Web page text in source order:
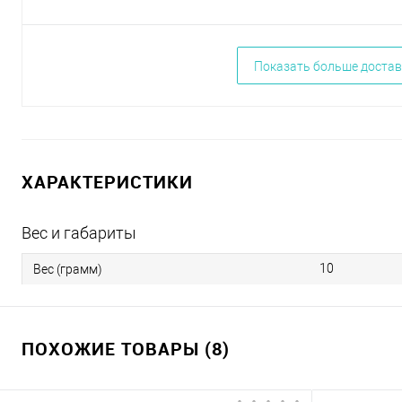
Показать больше
ХАРАКТЕРИСТИКИ
Вес и габариты
Вес (грамм) 10
ПОХОЖИЕ ТОВАРЫ (8)